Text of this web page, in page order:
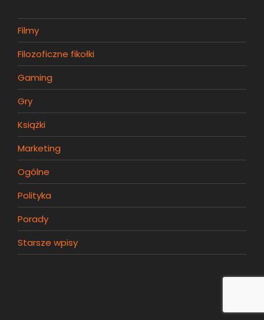
Filmy
Filozoficzne fikołki
Gaming
Gry
Książki
Marketing
Ogólne
Polityka
Porady
Starsze wpisy